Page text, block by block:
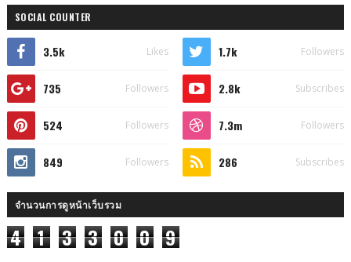
SOCIAL COUNTER
3.5k Likes 1.7k Followers
735 Followers 2.8k Subscribes
524 Followers 7.3m Followers
849 Followers 286 Subscribes
จำนวนการดูหน้าเว็บรวม
4 1 3 3 0 0 9